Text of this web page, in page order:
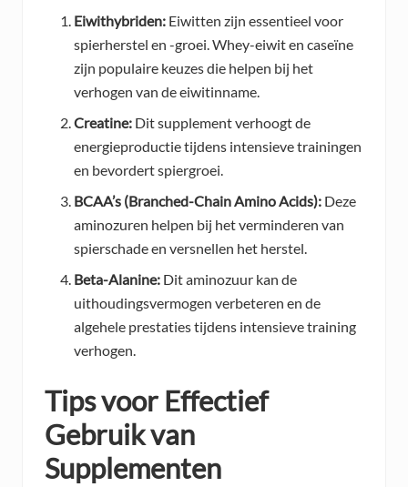
Eiwithybriden: Eiwitten zijn essentieel voor
spierherstel en -groei. Whey-eiwit en caseïne
zijn populaire keuzes die helpen bij het
verhogen van de eiwitinname.
Creatine: Dit supplement verhoogt de
energieproductie tijdens intensieve trainingen
en bevordert spiergroei.
BCAA’s (Branched-Chain Amino Acids): Deze
aminozuren helpen bij het verminderen van
spierschade en versnellen het herstel.
Beta-Alanine: Dit aminozuur kan de
uithoudingsvermogen verbeteren en de
algehele prestaties tijdens intensieve training
verhogen.
Tips voor Effectief
Gebruik van
Supplementen